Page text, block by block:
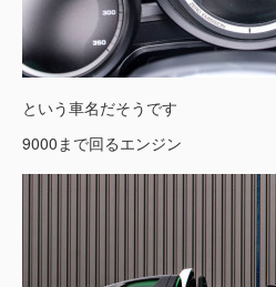
という車名だそうです
9000まで回るエンジン